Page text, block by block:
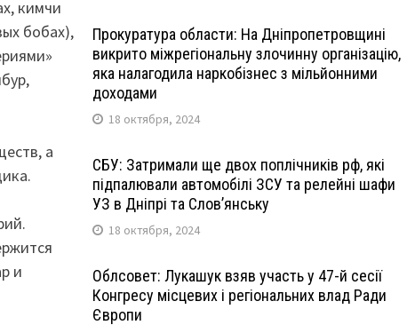
кимчи
бобах),
а
и
Прокуратура области: На Дніпропетровщині
викрито міжрегіональну злочинну організацію,
яка налагодила наркобізнес з мільйонними
доходами
18 октября, 2024
СБУ: Затримали ще двох поплічників рф, які
підпалювали автомобілі ЗСУ та релейні шафи
УЗ в Дніпрі та Слов’янську
18 октября, 2024
Облсовет: Лукашук взяв участь у 47-й сесії
Конгресу місцевих і регіональних влад Ради
Європи